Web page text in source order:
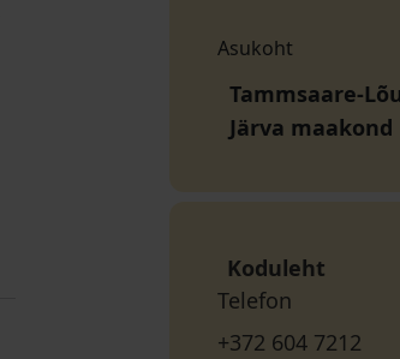
Asukoht
Tammsaare-
Järva maakond
Koduleht
Telefon
+372 604 7212